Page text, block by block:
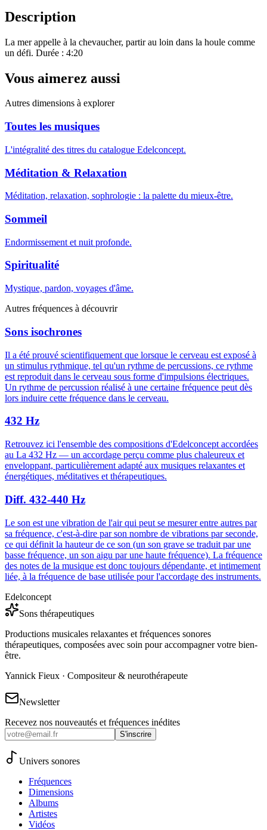
Description
La mer appelle à la chevaucher, partir au loin dans la houle comme
un défi. Durée : 4:20
Vous aimerez aussi
Autres dimensions à explorer
Toutes les musiques
L'intégralité des titres du catalogue Edelconcept.
Méditation & Relaxation
Méditation, relaxation, sophrologie : la palette du mieux-être.
Sommeil
Endormissement et nuit profonde.
Spiritualité
Mystique, pardon, voyages d'âme.
Autres fréquences à découvrir
Sons isochrones
Il a été prouvé scientifiquement que lorsque le cerveau est exposé à
un stimulus rythmique, tel qu'un rythme de percussions, ce rythme
est reproduit dans le cerveau sous forme d'impulsions électriques.
Un rythme de percussion réalisé à une certaine fréquence peut dès
lors induire cette fréquence dans le cerveau.
432 Hz
Retrouvez ici l'ensemble des compositions d'Edelconcept accordées
au La 432 Hz — un accordage perçu comme plus chaleureux et
enveloppant, particulièrement adapté aux musiques relaxantes et
énergétiques, méditatives et thérapeutiques.
Diff. 432-440 Hz
Le son est une vibration de l'air qui peut se mesurer entre autres par
sa fréquence, c'est-à-dire par son nombre de vibrations par seconde,
ce qui définit la hauteur de ce son (un son grave se traduit par une
basse fréquence, un son aigu par une haute fréquence). La fréquence
des notes de la musique est donc toujours dépendante, et intimement
liée, à la fréquence de base utilisée pour l'accordage des instruments.
Edelconcept
Sons thérapeutiques
Productions musicales relaxantes et fréquences sonores
thérapeutiques, composées avec soin pour accompagner votre bien-
être.
Yannick Fieux · Compositeur & neurothérapeute
Newsletter
Recevez nos nouveautés et fréquences inédites
S'inscrire
Univers sonores
Fréquences
Dimensions
Albums
Artistes
Vidéos